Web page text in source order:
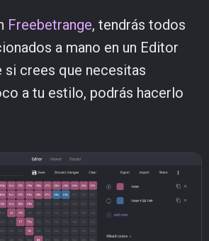
Freebetrange, tendrás todos
a mano en un Editor
si crees que necesitas
a tu estilo, podrás hacerlo